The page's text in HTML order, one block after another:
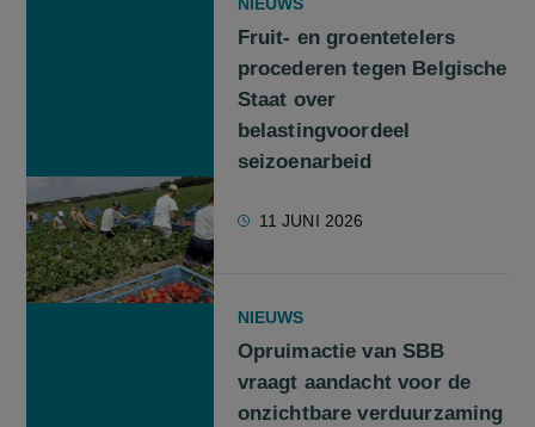
Fruit- en groentetelers
procederen tegen Belgische
Staat over
belastingvoordeel
seizoenarbeid
11 JUNI 2026
NIEUWS
Opruimactie van SBB
vraagt aandacht voor de
onzichtbare verduurzaming